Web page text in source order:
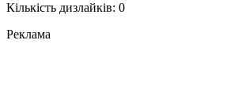
Кількість дизлайків: 0
Реклама